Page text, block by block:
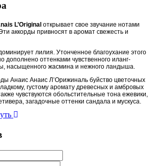
L’Original открывает свое звучание нотами
аккорды привносят в аромат свежесть и
лилия. Утонченное благоухание этого
дополнено оттенками чувственного иланг-
насыщенного жасмина и нежного ландыша.
Анаис Анаис Л’Орижиналь буйство цветочных
густому аромату древесных и амбровых
чувствуются обольстительные тона ежевики,
загадочные оттенки сандала и мускуса.